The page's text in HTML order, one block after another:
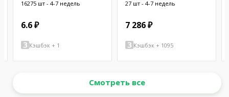
16275 шт - 4-7 недель
6.6 ₽
Кэшбэк + 1
27 шт - 4-7 недель
7 286 ₽
Кэшбэк + 1095
Смотреть все